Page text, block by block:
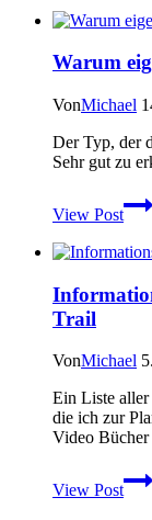
den
Warum
VonMichael
Der Typ, der
Sehr gut zu
View Post
Trail
VonMichael
Ein Liste aller
die ich zur
Video Bücher
View Postund